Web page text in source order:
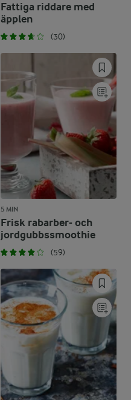
Fattiga riddare med
äpplen
(30)
5 MIN
Frisk rabarber- och
jordgubbssmoothie
(59)